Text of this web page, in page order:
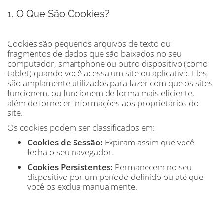
1. O Que São Cookies?
Cookies são pequenos arquivos de texto ou
fragmentos de dados que são baixados no seu
computador, smartphone ou outro dispositivo (como
tablet) quando você acessa um site ou aplicativo. Eles
são amplamente utilizados para fazer com que os sites
funcionem, ou funcionem de forma mais eficiente,
além de fornecer informações aos proprietários do
site.
Os cookies podem ser classificados em:
Cookies de Sessão: Expiram assim que você
fecha o seu navegador.
Cookies Persistentes: Permanecem no seu
dispositivo por um período definido ou até que
você os exclua manualmente.